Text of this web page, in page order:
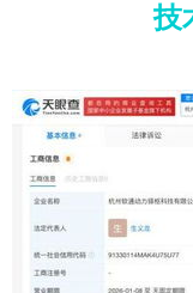
技